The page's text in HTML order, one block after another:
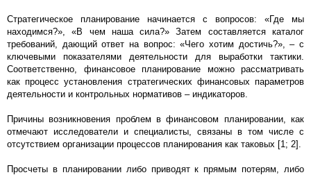
Стратегическое планирование начинается с вопросов: «Где мы
находимся?», «В чем наша сила?» Затем составляется каталог
требований, дающий ответ на вопрос: «Чего хотим достичь?», – с
ключевыми показателями деятельности для выработки тактики.
Соответственно, финансовое планирование можно рассматривать
как процесс установления стратегических финансовых параметров
деятельности и контрольных нормативов – индикаторов.
Причины возникновения проблем в финансовом планировании, как
отмечают исследователи и специалисты, связаны в том числе с
отсутствием организации процессов планирования как таковых [1; 2].
Просчеты в планировании либо приводят к прямым потерям, либо